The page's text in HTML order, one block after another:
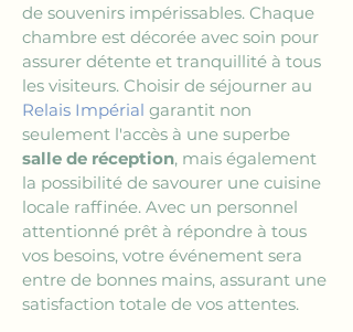
de souvenirs impérissables. Chaque
chambre est décorée avec soin pour
assurer détente et tranquillité à tous
les visiteurs. Choisir de séjourner au
Relais Impérial garantit non
seulement l'accès à une superbe
salle de réception, mais également
la possibilité de savourer une cuisine
locale raffinée. Avec un personnel
attentionné prêt à répondre à tous
vos besoins, votre événement sera
entre de bonnes mains, assurant une
satisfaction totale de vos attentes.